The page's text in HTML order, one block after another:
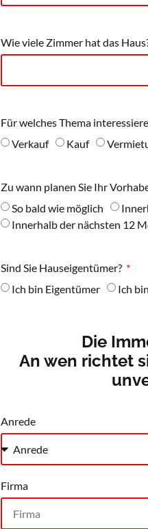
Wie viele Zimmer hat das
Für welches Thema
Verkauf
Kauf
Zu wann planen Sie Ihr
So bald wie möglich
Innerhalb der nächsten 12
Sind Sie Hauseigentümer?
Ich bin Eigentümer
Ich
Die
An wen richtet
Anrede
Firma